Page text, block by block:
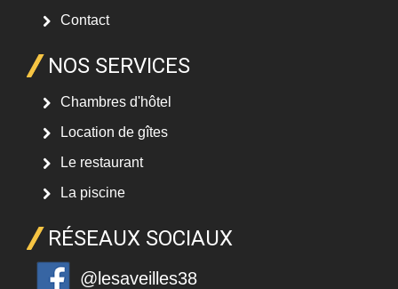
Contact
NOS SERVICES
Chambres d'hôtel
Location de gîtes
Le restaurant
La piscine
RÉSEAUX SOCIAUX
@lesaveilles38